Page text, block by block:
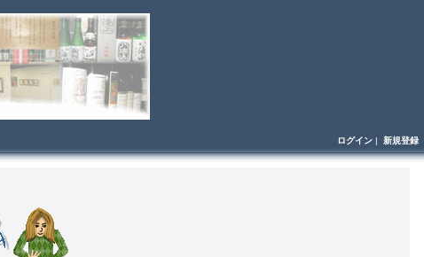
ログイン | 新規登録